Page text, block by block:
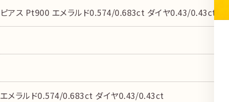
ピアス Pt900 エメラルド0.574/0.683ct ダイヤ0.43/0.43ct
エメラルド0.574/0.683ct ダイヤ0.43/0.43ct